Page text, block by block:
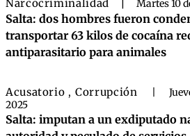
Narcocriminalidad Martes 10
Salta: dos hombres fueron
transportar 63 kilos de cocaína
antiparasitario para animales
Acusatorio , Corrupción
2025
Salta: imputan a un exdiputado